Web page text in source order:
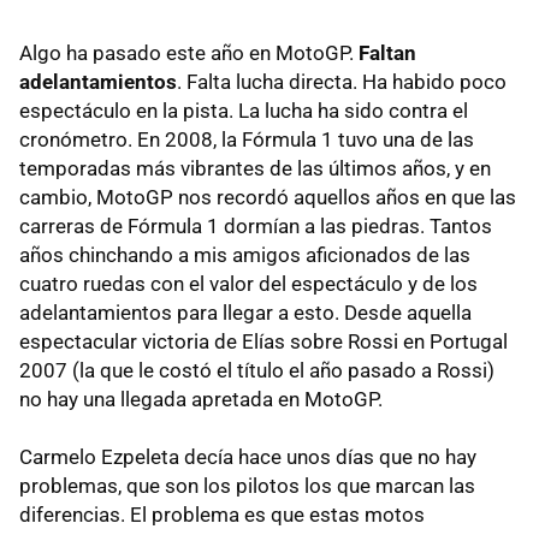
Algo ha pasado este año en MotoGP. Faltan
adelantamientos. Falta lucha directa. Ha habido poco
espectáculo en la pista. La lucha ha sido contra el
cronómetro. En 2008, la Fórmula 1 tuvo una de las
temporadas más vibrantes de las últimos años, y en
cambio, MotoGP nos recordó aquellos años en que las
carreras de Fórmula 1 dormían a las piedras. Tantos
años chinchando a mis amigos aficionados de las
cuatro ruedas con el valor del espectáculo y de los
adelantamientos para llegar a esto. Desde aquella
espectacular victoria de Elías sobre Rossi en Portugal
2007 (la que le costó el título el año pasado a Rossi)
no hay una llegada apretada en MotoGP.
Carmelo Ezpeleta decía hace unos días que no hay
problemas, que son los pilotos los que marcan las
diferencias. El problema es que estas motos